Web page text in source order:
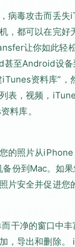
病毒攻击而丢失
，都可以在完好
让你如此轻
至Android设
资料库”，
表，视频，
料库。
的照片从
份到Mac。如果
片安全并促进您
干净的窗口中丰
，导出和删除